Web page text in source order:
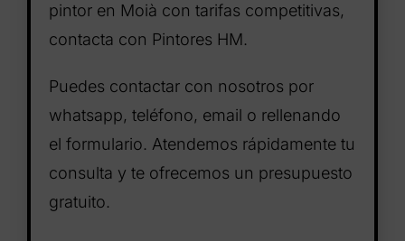
pintor en Moià con tarifas competitivas,
contacta con Pintores HM.
Puedes contactar con nosotros por
whatsapp, teléfono, email o rellenando
el formulario. Atendemos rápidamente tu
consulta y te ofrecemos un presupuesto
gratuito.